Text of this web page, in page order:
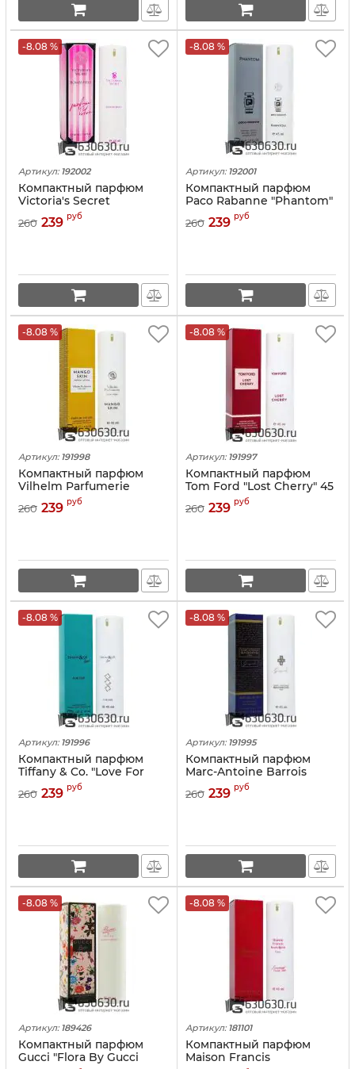
-8.08 %
Артикул: 192002
Компактный парфюм
Victoria's Secret
"Bombshell" 45 ml
260 239 руб
-8.08 %
Артикул: 192001
Компактный парфюм
Paco Rabanne "Phantom"
260 239 руб
-8.08 %
Артикул: 191998
Компактный парфюм
Vilhelm Parfumerie
"Mango Skin" 45 ml
260 239 руб
-8.08 %
Артикул: 191997
Компактный парфюм
Tom Ford "Lost Cherry" 45
260 239 руб
-8.08 %
Артикул: 191996
Компактный парфюм
Tiffany & Co. "Love For
Her" 45 ml
260 239 руб
-8.08 %
Артикул: 191995
Компактный парфюм
Marc-Antoine Barrois
"Ganymede" 45 ml
260 239 руб
-8.08 %
Артикул: 189426
Компактный парфюм
Gucci "Flora By Gucci
-8.08 %
Артикул: 181101
Компактный парфюм
Maison Francis